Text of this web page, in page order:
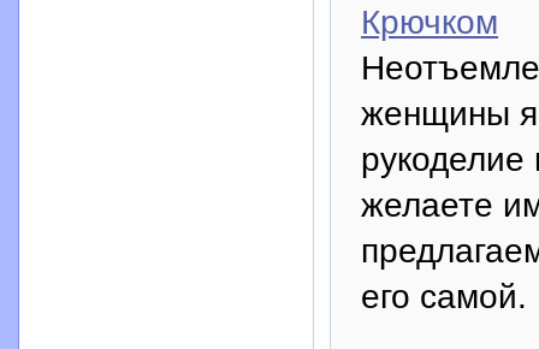
Крючком
женщины
желаете
его самой.